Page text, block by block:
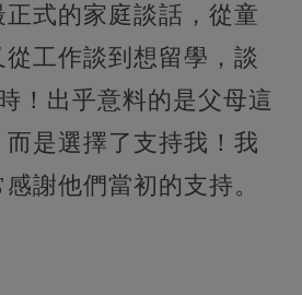
式的家庭談話，從童
工作談到想留學，談
！出乎意料的是父母這
是選擇了支持我！我
謝他們當初的支持。